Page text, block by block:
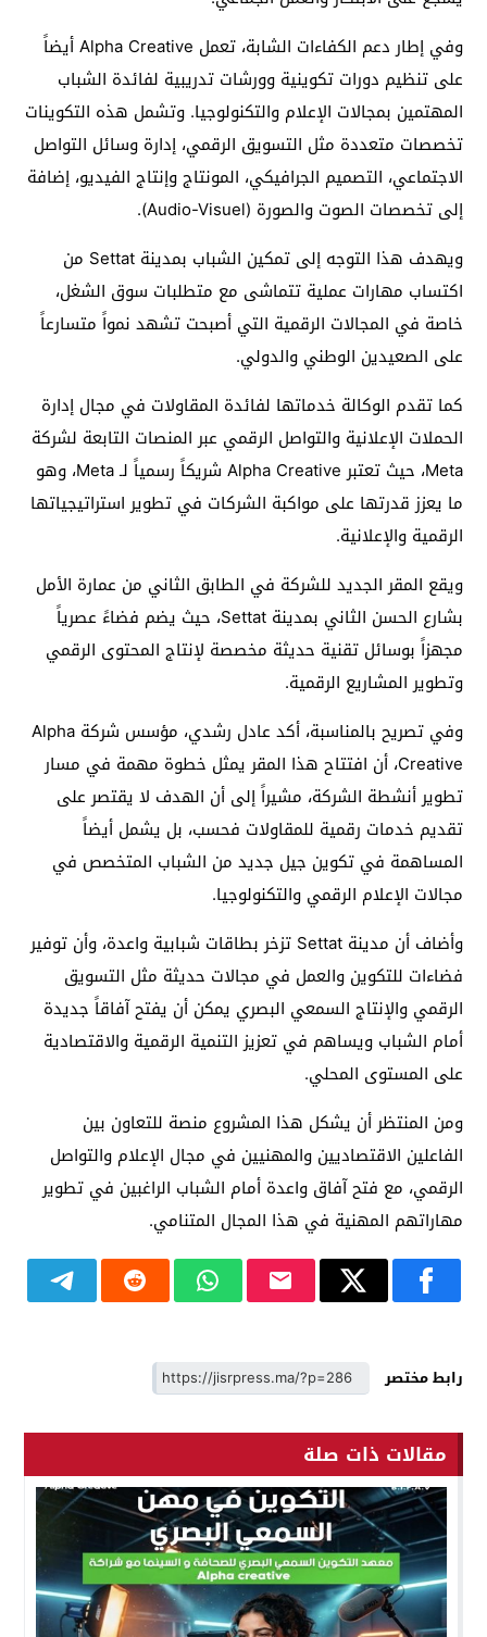
وفي إطار دعم الكفاءات الشابة، تعمل Alpha Creative أيضاً
على تنظيم دورات تكوينية وورشات تدريبية لفائدة الشباب
المهتمين بمجالات الإعلام والتكنولوجيا. وتشمل هذه التكوينات
تخصصات متعددة مثل التسويق الرقمي، إدارة وسائل التواصل
الاجتماعي، التصميم الجرافيكي، المونتاج وإنتاج الفيديو، إضافة
إلى تخصصات الصوت والصورة (Audio-Visuel).
ويهدف هذا التوجه إلى تمكين الشباب بمدينة Settat من
اكتساب مهارات عملية تتماشى مع متطلبات سوق الشغل،
خاصة في المجالات الرقمية التي أصبحت تشهد نمواً متسارعاً
على الصعيدين الوطني والدولي.
كما تقدم الوكالة خدماتها لفائدة المقاولات في مجال إدارة
الحملات الإعلانية والتواصل الرقمي عبر المنصات التابعة لشركة
Meta، حيث تعتبر Alpha Creative شريكاً رسمياً لـ Meta، وهو
ما يعزز قدرتها على مواكبة الشركات في تطوير استراتيجياتها
الرقمية والإعلانية.
ويقع المقر الجديد للشركة في الطابق الثاني من عمارة الأمل
بشارع الحسن الثاني بمدينة Settat، حيث يضم فضاءً عصرياً
مجهزاً بوسائل تقنية حديثة مخصصة لإنتاج المحتوى الرقمي
وتطوير المشاريع الرقمية.
وفي تصريح بالمناسبة، أكد عادل رشدي، مؤسس شركة Alpha
Creative، أن افتتاح هذا المقر يمثل خطوة مهمة في مسار
تطوير أنشطة الشركة، مشيراً إلى أن الهدف لا يقتصر على
تقديم خدمات رقمية للمقاولات فحسب، بل يشمل أيضاً
المساهمة في تكوين جيل جديد من الشباب المتخصص في
مجالات الإعلام الرقمي والتكنولوجيا.
وأضاف أن مدينة Settat تزخر بطاقات شبابية واعدة، وأن توفير
فضاءات للتكوين والعمل في مجالات حديثة مثل التسويق
الرقمي والإنتاج السمعي البصري يمكن أن يفتح آفاقاً جديدة
أمام الشباب ويساهم في تعزيز التنمية الرقمية والاقتصادية
على المستوى المحلي.
ومن المنتظر أن يشكل هذا المشروع منصة للتعاون بين
الفاعلين الاقتصاديين والمهنيين في مجال الإعلام والتواصل
الرقمي، مع فتح آفاق واعدة أمام الشباب الراغبين في تطوير
مهاراتهم المهنية في هذا المجال المتنامي.
رابط مختصر
مقالات ذات صلة